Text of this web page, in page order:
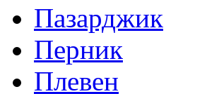
Пазарджик
Перник
Плевен